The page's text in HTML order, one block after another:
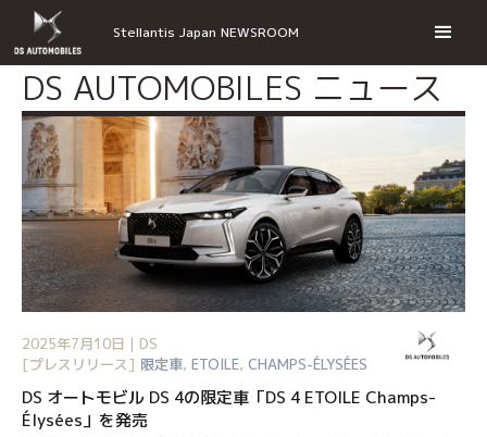
Stellantis Japan NEWSROOM
DS AUTOMOBILES ニュース
2025年7月10日 | DS
[プレスリリース] 限定車, ETOILE, CHAMPS-ÉLYSÉES
DS オートモビル DS 4の限定車「DS 4 ETOILE Champs-
Élysées」を発売